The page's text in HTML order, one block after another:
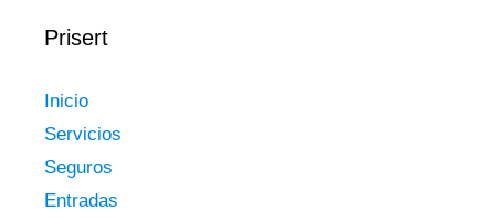
Prisert
Inicio
Servicios
Seguros
Entradas